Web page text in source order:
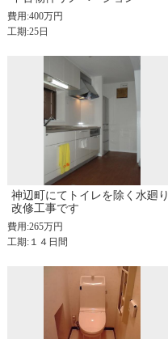
費用:400万円
工期:25日
神辺町にてトイレを除く水廻り
改修工事です
費用:265万円
工期:１４日間